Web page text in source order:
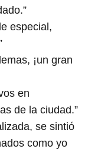
especial,
¡un gran
en
de la ciudad.”
se sintió
como yo